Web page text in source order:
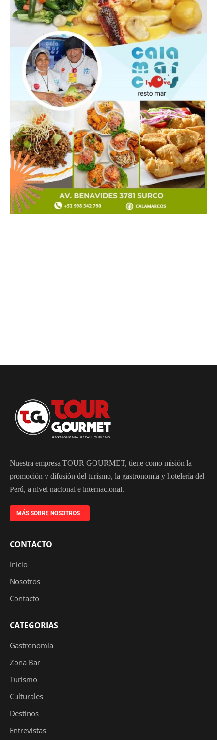
Nuestra empresa TOUR GOURMET, tiene como misión la
promoción y difusión del turismo, la gastronomía y hotelería del
Perú, a nivel nacional e internacional.
MÁS SOBRE NOSOTROS
CONTACTO
Inicio
Nosotros
Contacto
CATEGORIAS
Gastronomía
Zona Bar
Turismo
Culturales
Destinos
Entrevistas